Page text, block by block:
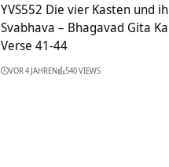
YVS552 Die vier Kasten und
Svabhava – Bhagavad Gita
Verse 41-44
VOR 4 JAHREN 540 VIEWS